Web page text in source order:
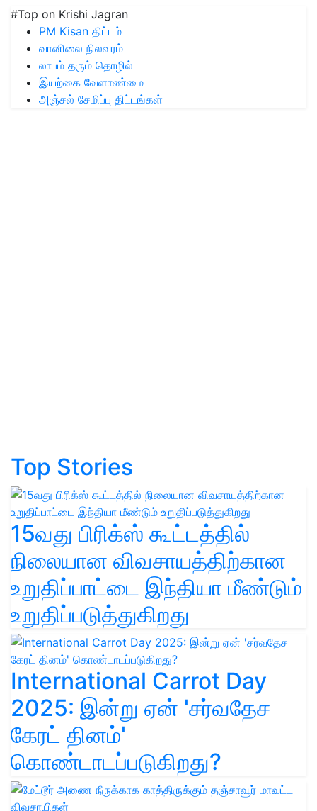
#Top on Krishi Jagran
PM Kisan திட்டம்
வானிலை நிலவரம்
லாபம் தரும் தொழில்
இயற்கை வேளாண்மை
அஞ்சல் சேமிப்பு திட்டங்கள்
Top Stories
15வது பிரிக்ஸ் கூட்டத்தில்
நிலையான விவசாயத்திற்கான
உறுதிப்பாட்டை இந்தியா மீண்டும்
உறுதிப்படுத்துகிறது
International Carrot Day
2025: இன்று ஏன் 'சர்வதேச
கேரட் தினம்'
கொண்டாடப்படுகிறது?